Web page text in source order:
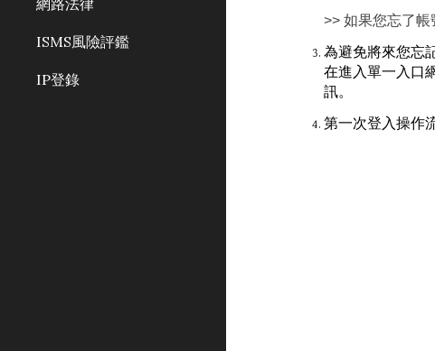
網路法律
ISMS風險評鑑
IP登錄
>> 如果您忘了
為避免將來您忘
在進入單一入口
訊。
第一次登入操作